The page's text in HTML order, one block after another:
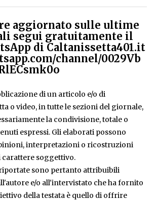
aggiornato sulle ultime
segui gratuitamente il
di Caltanissetta401.it
channel/0029Vb
di un articolo e/o di
o video, in tutte le sezioni del giornale,
la condivisione, totale o
espressi. Gli elaborati possono
interpretazioni o ricostruzioni
carattere soggettivo.
sono pertanto attribuibili
e/o all'intervistato che ha fornito
della testata è quello di offrire